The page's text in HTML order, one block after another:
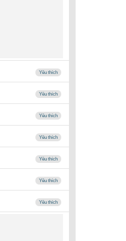
Yêu thích
Yêu thích
Yêu thích
Yêu thích
Yêu thích
Yêu thích
Yêu thích